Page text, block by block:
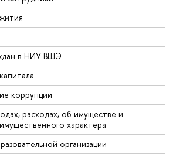
в НИУ ВШЭ
коррупции
расходах, об имуществе и
характера
организации